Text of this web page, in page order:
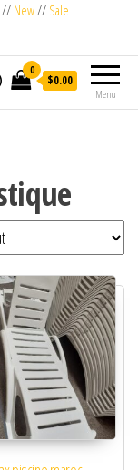
// New// Sale
Menu
0
$0.00